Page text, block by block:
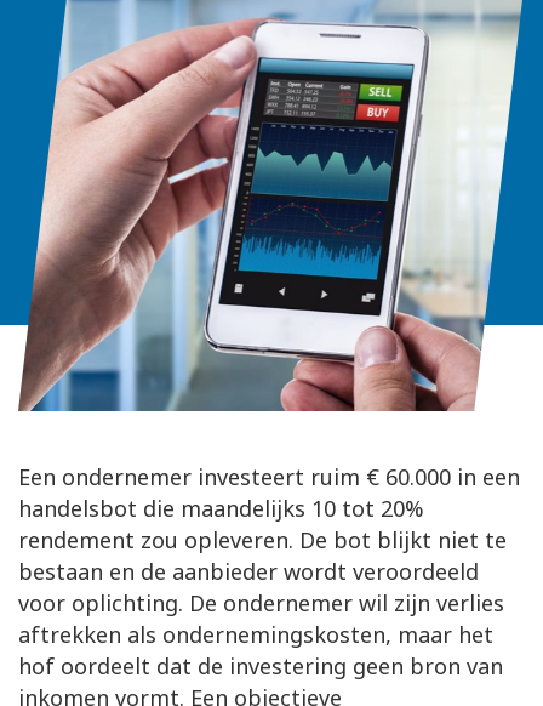
Een ondernemer investeert ruim € 60.000 in een
handelsbot die maandelijks 10 tot 20%
rendement zou opleveren. De bot blijkt niet te
bestaan en de aanbieder wordt veroordeeld
voor oplichting. De ondernemer wil zijn verlies
aftrekken als ondernemingskosten, maar het
hof oordeelt dat de investering geen bron van
inkomen vormt. Een objectieve